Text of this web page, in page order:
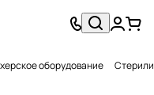
оборудование